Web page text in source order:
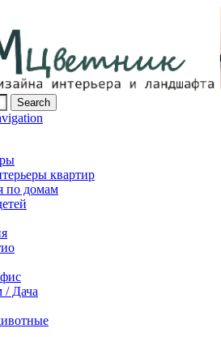
декор и обустройство дома.
квартир
по домам
/ Дача